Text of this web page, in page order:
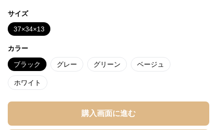
サイズ
37×34×13
カラー
ブラック グレー グリーン ベージュ
ホワイト
購入画面に進む